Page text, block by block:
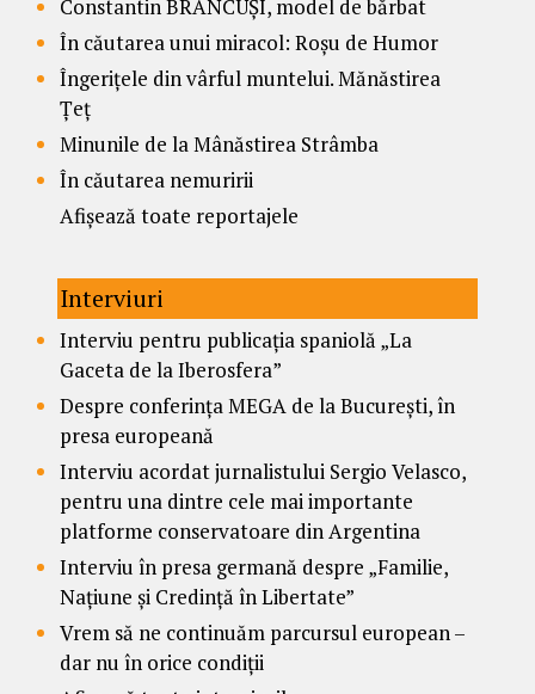
Constantin BRÂNCUȘI, model de bărbat
În căutarea unui miracol: Roșu de Humor
Îngerițele din vârful muntelui. Mănăstirea
Țeț
Minunile de la Mânăstirea Strâmba
În căutarea nemuririi
Afișează toate reportajele
Interviuri
Interviu pentru publicația spaniolă „La
Gaceta de la Iberosfera”
Despre conferința MEGA de la București, în
presa europeană
Interviu acordat jurnalistului Sergio Velasco,
pentru una dintre cele mai importante
platforme conservatoare din Argentina
Interviu în presa germană despre „Familie,
Națiune și Credință în Libertate”
Vrem să ne continuăm parcursul european –
dar nu în orice condiții